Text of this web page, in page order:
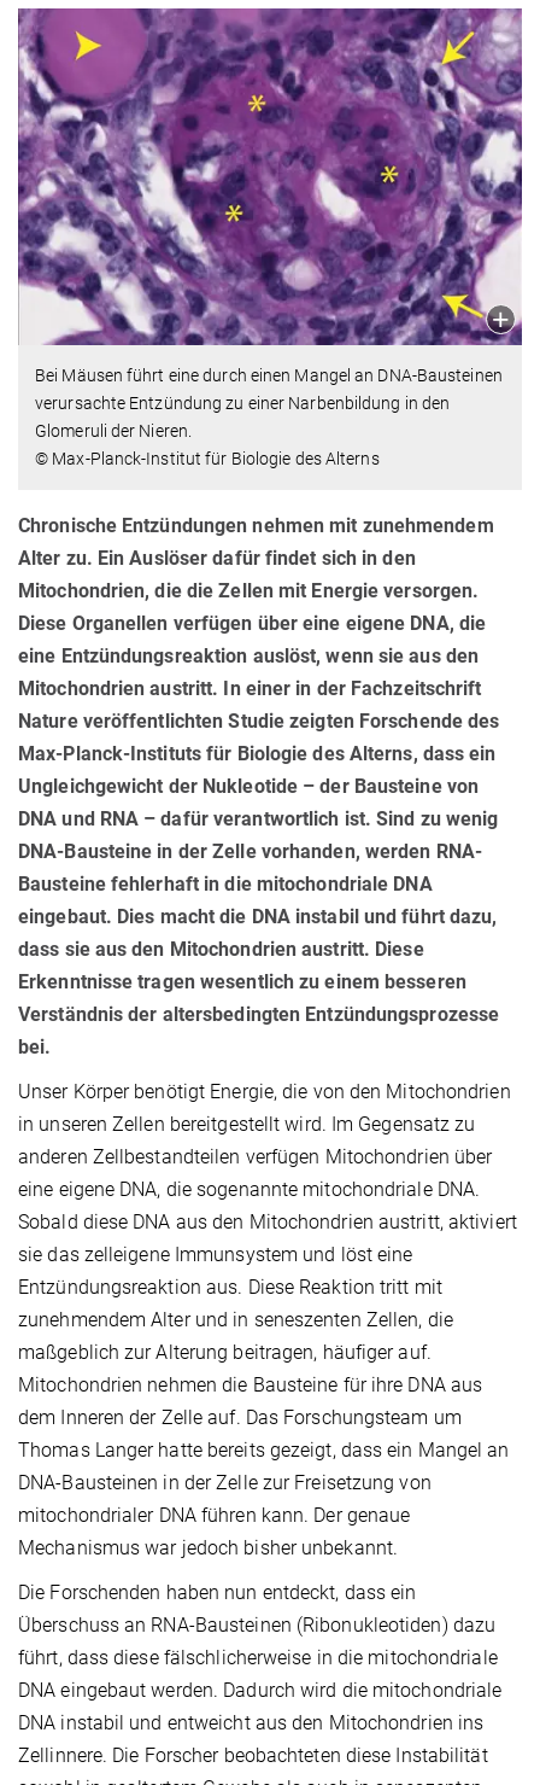
Bei Mäusen führt eine durch einen Mangel an DNA-Bausteinen
verursachte Entzündung zu einer Narbenbildung in den
Glomeruli der Nieren.
© Max-Planck-Institut für Biologie des Alterns
Chronische Entzündungen nehmen mit zunehmendem
Alter zu. Ein Auslöser dafür findet sich in den
Mitochondrien, die die Zellen mit Energie versorgen.
Diese Organellen verfügen über eine eigene DNA, die
eine Entzündungsreaktion auslöst, wenn sie aus den
Mitochondrien austritt. In einer in der Fachzeitschrift
Nature veröffentlichten Studie zeigten Forschende des
Max-Planck-Instituts für Biologie des Alterns, dass ein
Ungleichgewicht der Nukleotide – der Bausteine von
DNA und RNA – dafür verantwortlich ist. Sind zu wenig
DNA-Bausteine in der Zelle vorhanden, werden RNA-
Bausteine fehlerhaft in die mitochondriale DNA
eingebaut. Dies macht die DNA instabil und führt dazu,
dass sie aus den Mitochondrien austritt. Diese
Erkenntnisse tragen wesentlich zu einem besseren
Verständnis der altersbedingten Entzündungsprozesse
bei.
Unser Körper benötigt Energie, die von den Mitochondrien
in unseren Zellen bereitgestellt wird. Im Gegensatz zu
anderen Zellbestandteilen verfügen Mitochondrien über
eine eigene DNA, die sogenannte mitochondriale DNA.
Sobald diese DNA aus den Mitochondrien austritt, aktiviert
sie das zelleigene Immunsystem und löst eine
Entzündungsreaktion aus. Diese Reaktion tritt mit
zunehmendem Alter und in seneszenten Zellen, die
maßgeblich zur Alterung beitragen, häufiger auf.
Mitochondrien nehmen die Bausteine für ihre DNA aus
dem Inneren der Zelle auf. Das Forschungsteam um
Thomas Langer hatte bereits gezeigt, dass ein Mangel an
DNA-Bausteinen in der Zelle zur Freisetzung von
mitochondrialer DNA führen kann. Der genaue
Mechanismus war jedoch bisher unbekannt.
Die Forschenden haben nun entdeckt, dass ein
Überschuss an RNA-Bausteinen (Ribonukleotiden) dazu
führt, dass diese fälschlicherweise in die mitochondriale
DNA eingebaut werden. Dadurch wird die mitochondriale
DNA instabil und entweicht aus den Mitochondrien ins
Zellinnere. Die Forscher beobachteten diese Instabilität